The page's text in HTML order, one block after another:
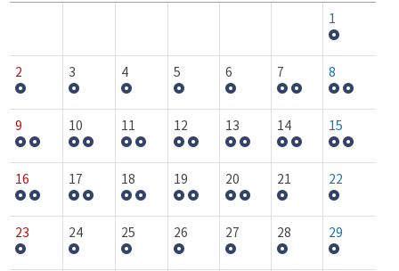
1
2 3 4 5 6 7 8
9 10 11 12 13 14 15
16 17 18 19 20 21 22
23 24 25 26 27 28 29